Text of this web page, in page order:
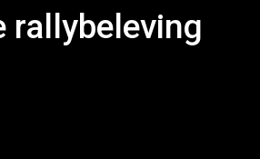
rallybeleving